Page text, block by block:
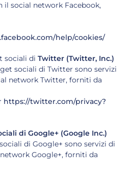
il social network Facebook,
help/cookies/
sociali di Twitter (Twitter, Inc.)
sociali di Twitter sono servizi
network Twitter, forniti da
https://twitter.com/privacy?
di Google+ (Google Inc.)
di Google+ sono servizi di
Google+, forniti da